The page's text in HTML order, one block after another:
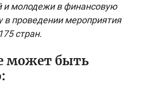
и молодежи в финансовую
в проведении мероприятия
стран.
может быть